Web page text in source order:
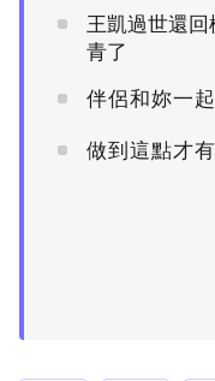
王凱過世還
青了
伴侶和妳一
做到這點才